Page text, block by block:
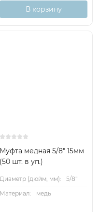
В корзину
Муфта медная 5/8" 15мм
(50 шт. в уп.)
Диаметр (дюйм, мм):
5/8"
Материал:
медь